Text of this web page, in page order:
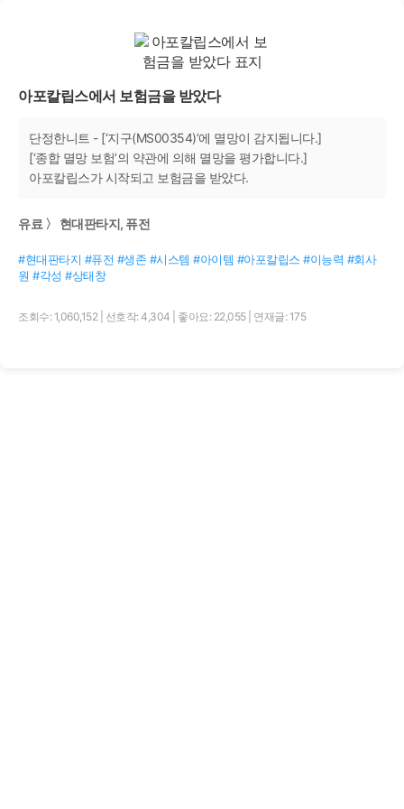
아포칼립스에서 보험금을 받았다
단정한니트 - [‘지구(MS00354)’에 멸망이 감지됩니다.]
[‘종합 멸망 보험’의 약관에 의해 멸망을 평가합니다.]
아포칼립스가 시작되고 보험금을 받았다.
유료 〉 현대판타지, 퓨전
#현대판타지 #퓨전 #생존 #시스템 #아이템 #아포칼립스 #이능력 #회사
원 #각성 #상태창
조회수: 1,060,152 선호작: 4,304 좋아요: 22,055 연재글: 175